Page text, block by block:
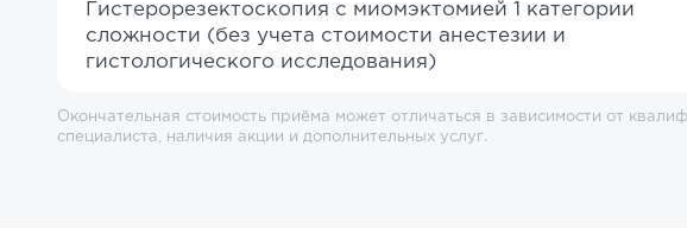
Гистерорезектоскопия с миомэктомией 1 категории
сложности (без учета стоимости анестезии и
гистологического исследования)
Окончательная стоимость приёма может отличаться в зависимости от
специалиста, наличия акции и дополнительных услуг.